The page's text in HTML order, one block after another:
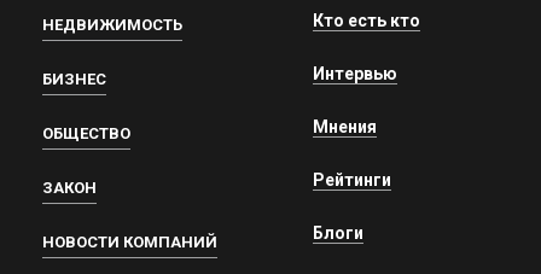
НЕДВИЖИМОСТЬ
БИЗНЕС
ОБЩЕСТВО
ЗАКОН
НОВОСТИ КОМПАНИЙ
Кто есть кто
Интервью
Мнения
Рейтинги
Блоги